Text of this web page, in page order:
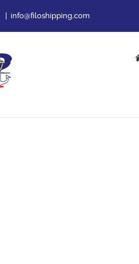
info@filoshipping.com